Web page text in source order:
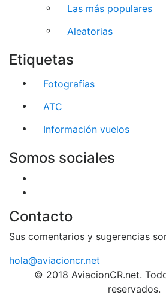
Las más populares
Aleatorias
Etiquetas
Fotografías
ATC
Información vuelos
Somos sociales
Contacto
Sus comentarios y sugerencias
hola@aviacioncr.net
© 2018 AviacionCR.net.
reservados.